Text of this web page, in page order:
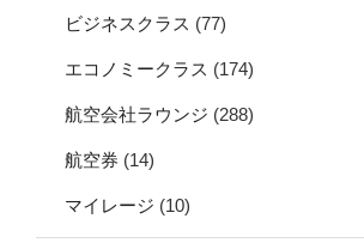
ビジネスクラス (77)
エコノミークラス (174)
航空会社ラウンジ (288)
航空券 (14)
マイレージ (10)